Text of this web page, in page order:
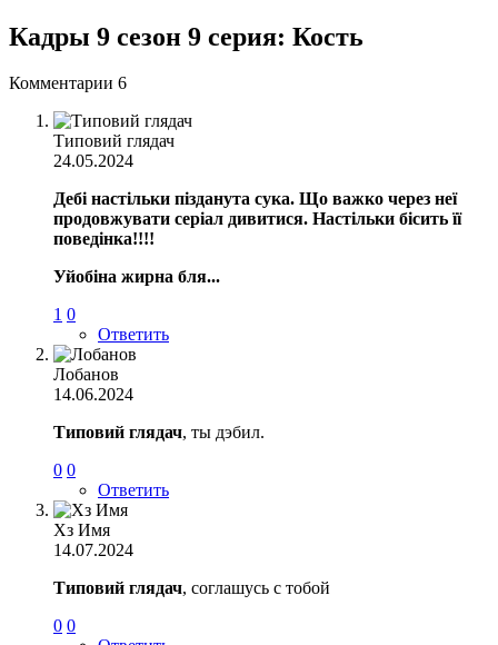
Кадры 9 сезон 9 серия: Кость
Комментарии 6
Типовий глядач
24.05.2024
Дебі настільки пізданута сука. Що важко через неї
продовжувати серіал дивитися. Настільки бісить її
поведінка!!!!
Уйобіна жирна бля...
1 0
Ответить
Лобанов
14.06.2024
Типовий глядач, ты дэбил.
0 0
Ответить
Хз Имя
14.07.2024
Типовий глядач, соглашусь с тобой
0 0